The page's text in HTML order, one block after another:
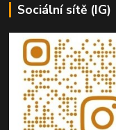
Sociální sítě (IG)